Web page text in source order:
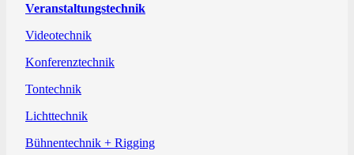
Veranstaltungstechnik
Videotechnik
Konferenztechnik
Tontechnik
Lichttechnik
Bühnentechnik + Rigging